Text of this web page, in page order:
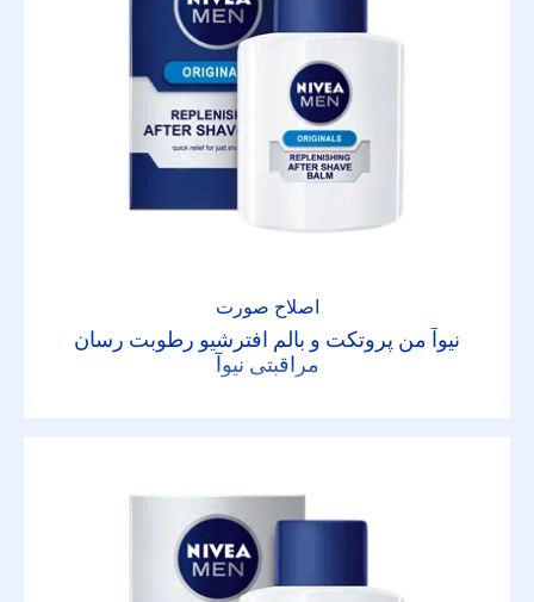
اصلاح صورت
نیوآ من پروتکت و بالم افترشیو رطوبت رسان
مراقبتی نیوآ